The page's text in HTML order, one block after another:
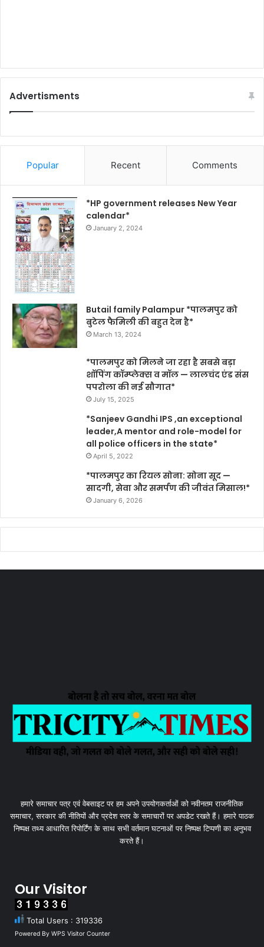
Advertisments
Popular Recent Comments
*HP government releases New Year
calendar*
January 2, 2024
Butail family Palampur *पालमपुर को
बुटेल फैमिली की बहुत देन है*
March 13, 2024
*पालमपुर को मिलने जा रहा है सबसे बड़ा
शॉपिंग कॉम्प्लेक्स व मॉल — लालचंद एंड संस
पपरोला की नई सौगात*
July 15, 2025
*Sanjeev Gandhi IPS ,an exceptional
leader,A mentor and role-model for
all police officers in the state*
April 5, 2022
*पालमपुर का रियल सोना: सोना सूद —
सादगी, सेवा और समर्पण की जीवंत मिसाल!*
January 6, 2026
हमारे समाचार पत्र एवं वेबसाइट पर हम अपने उपयोगकर्ताओं को नवीनतम राजनीतिक
समाचार, सरकार की नीतियों और प्रदेश स्तर के समाचारों पर अपडेट रखते हैं। हमारे पाठक
निष्पक्ष तथ्य आधारित रिपोर्टिंग के साथ सभी वर्तमान घटनाओं पर निष्पक्ष टिप्पणी का अनुभव
करते हैं।
Our Visitor
Total Users : 319336
Powered By WPS Visitor Counter